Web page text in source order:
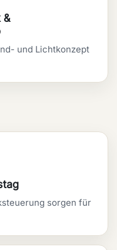
&
und Lichtkonzept
sorgen für